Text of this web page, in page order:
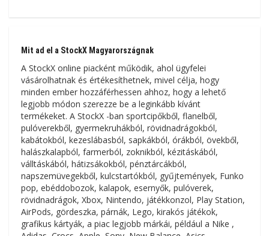
Mit ad el a StockX Magyarországnak
A StockX online piacként működik, ahol ügyfelei
vásárolhatnak és értékesíthetnek, mivel célja, hogy
minden ember hozzáférhessen ahhoz, hogy a lehető
legjobb módon szerezze be a leginkább kívánt
termékeket. A StockX -ban sportcipőkből, flanelből,
pulóverekből, gyermekruhákból, rövidnadrágokból,
kabátokból, kezeslábasból, sapkákból, órákból, övekből,
halászkalapból, farmerból, zoknikból, kézitáskából,
válltáskából, hátizsákokból, pénztárcákból,
napszemüvegekből, kulcstartókból, gyűjtemények, Funko
pop, ebéddobozok, kalapok, esernyők, pulóverek,
rövidnadrágok, Xbox, Nintendo, játékkonzol, Play Station,
AirPods, gördeszka, párnák, Lego, kirakós játékok,
grafikus kártyák, a piac legjobb márkái, például a Nike ,